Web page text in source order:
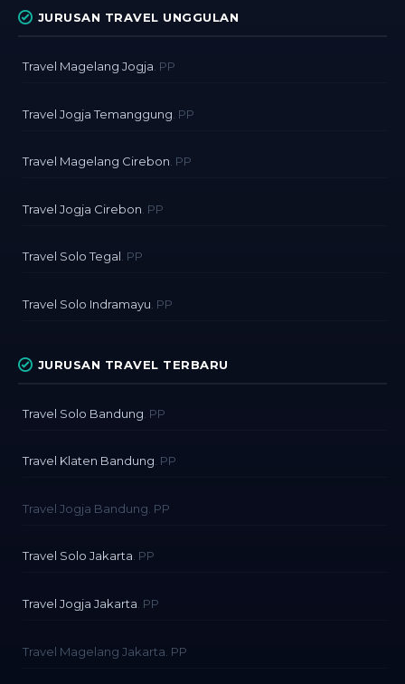
JURUSAN TRAVEL UNGGULAN
Travel Magelang Jogja . PP
Travel Jogja Temanggung . PP
Travel Magelang Cirebon . PP
Travel Jogja Cirebon . PP
Travel Solo Tegal. PP
Travel Solo Indramayu . PP
JURUSAN TRAVEL TERBARU
Travel Solo Bandung . PP
Travel Klaten Bandung . PP
Travel Jogja Bandung. PP
Travel Solo Jakarta. PP
Travel Jogja Jakarta . PP
Travel Magelang Jakarta. PP